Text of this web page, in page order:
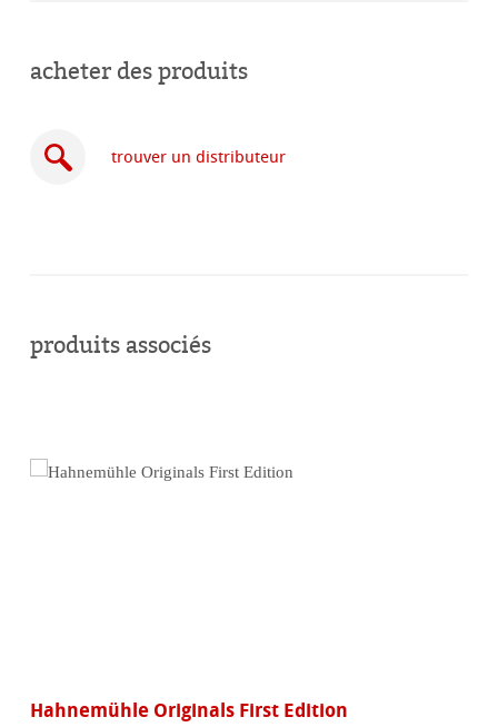
acheter des produits
trouver un distributeur
ligne
produits associés
Hahnemühle Originals First Edition